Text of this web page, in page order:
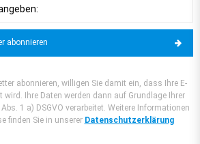
abonnieren
abonnieren, willigen Sie damit ein, dass Ihre E-
wird. Ihre Daten werden dann auf Grundlage Ihrer
1 a) DSGVO verarbeitet. Weitere Informationen
finden Sie in unserer Datenschutzerklärung